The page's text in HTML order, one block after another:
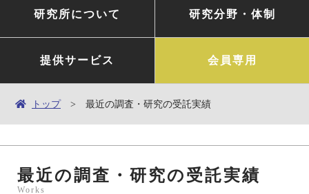
研究所について 研究分野・体制
提供サービス 会員専用
トップ 最近の調査・研究の受託実績
最近の調査・研究の受託実績
Works